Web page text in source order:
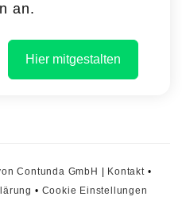
an.
Hier mitgestalten
Contunda GmbH Kontakt•
• Cookie Einstellungen